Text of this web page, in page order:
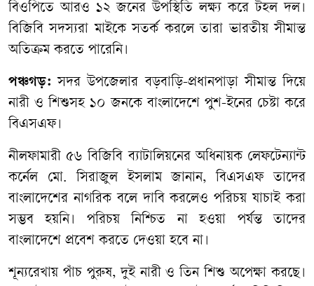
বিওপিতে আরও ১২ জনের উপস্থিতি লক্ষ্য করে টহল দল।
বিজিবি সদস্যরা মাইকে সতর্ক করলে তারা ভারতীয় সীমান্ত
অতিক্রম করতে পারেনি।
পঞ্চগড়: সদর উপজেলার বড়বাড়ি-প্রধানপাড়া সীমান্ত দিয়ে
নারী ও শিশুসহ ১০ জনকে বাংলাদেশে পুশ-ইনের চেষ্টা করে
বিএসএফ।
নীলফামারী ৫৬ বিজিবি ব্যাটালিয়নের অধিনায়ক লেফটেন্যান্ট
কর্নেল মো. সিরাজুল ইসলাম জানান, বিএসএফ তাদের
বাংলাদেশের নাগরিক বলে দাবি করলেও পরিচয় যাচাই করা
সম্ভব হয়নি। পরিচয় নিশ্চিত না হওয়া পর্যন্ত তাদের
বাংলাদেশে প্রবেশ করতে দেওয়া হবে না।
শূন্যরেখায় পাঁচ পুরুষ, দুই নারী ও তিন শিশু অপেক্ষা করছে।